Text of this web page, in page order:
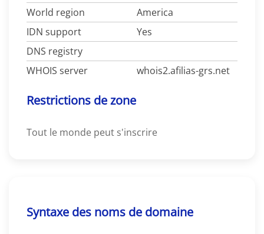
World region
America
IDN support
Yes
DNS registry
WHOIS server
whois2.afilias-grs.net
Restrictions de zone
Tout le monde peut s'inscrire
Syntaxe des noms de domaine